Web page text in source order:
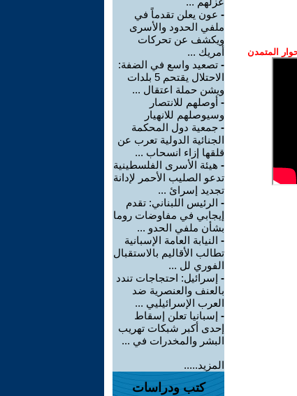
المتمدن
- عون يعلن تقدماً في
ملفي الحدود والأسرى
ويكشف عن تحركات
أمريك ...
- تصعيد واسع في الضفة:
الاحتلال يقتحم 5 بلدات
ويشن حملة اعتقال ...
- أوصلهم للانتصار
وسيوصلهم للانهيار
- جمعية دول المحكمة
الجنائية الدولية تعرب عن
قلقها إزاء انسحاب ...
- هيئة الأسرى الفلسطينية
تدعو الصليب الأحمر لإدانة
تجديد إسرائ ...
- الرئيس اللبناني: تقدم
إيجابي في مفاوضات روما
بشأن ملفي الحدو ...
- النيابة العامة الإسبانية
تطالب الأقاليم بالاستقبال
الفوري لل ...
- إسرائيل: احتجاجات تندد
بالعنف والعنصرية ضد
العرب الإسرائيليي ...
- إسبانيا تعلن إسقاط
إحدى أكبر شبكات تهريب
البشر والمخدرات في ...
المزيد.....
كتب ودراسات